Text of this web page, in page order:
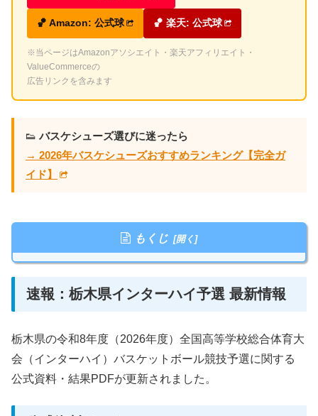
🏀 Amazon: 公式球 🏀 楽天: 公式球
※当ページはAmazonアソシエイト・楽天アフィリエイト・
ValueCommerceの
広告リンクを含みます
👟 バスケシューズ選びに迷ったら
→ 2026年バスケシューズおすすめランキング【完全ガ
イド】
もくじ
速報：栃木県インターハイ予選 最新情報
栃木県の令和8年度（2026年度）全国高等学校総合体育大
会（インターハイ）バスケットボール競技予選に関する
公式資料・結果PDFが更新されました。